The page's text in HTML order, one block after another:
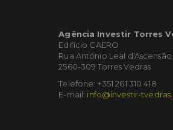
Agência Investir Torres
Edifício CAERO
Rua António Leal d'Ascensão
2560-309 Torres Vedras
Telefone: +351 261 310 418
E-mail: info@investir-